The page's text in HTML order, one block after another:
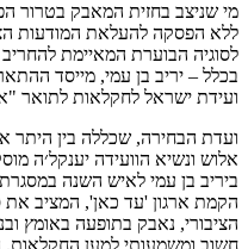
מי שניצב בחזית המאבק בטרור
ללא הפסקה להעלאת המודעות
לסוגיה הבוערת המאיימת
בכלל – יריב בן עמי, מייסד
ועידת ישראל לחקלאות לתואר
ועדת הבחירה, שכללה בין היתר
אלוש ונשיא הוועידה יענקל׳ה
הקמת ארגון 'עד כאן', המציב את
הציבורי, נאבק בתופעה באומץ
חשוב ומשמעותי למען